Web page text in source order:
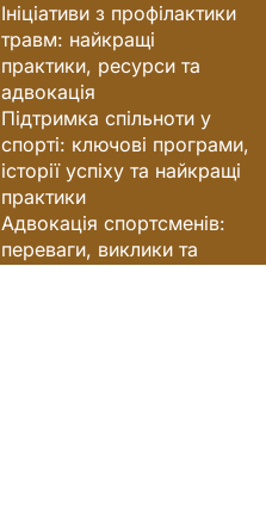
Ініціативи з профілактики
травм: найкращі
практики, ресурси та
адвокація
Підтримка спільноти у
спорті: ключові програми,
історії успіху та найкращі
практики
Адвокація спортсменів:
переваги, виклики та